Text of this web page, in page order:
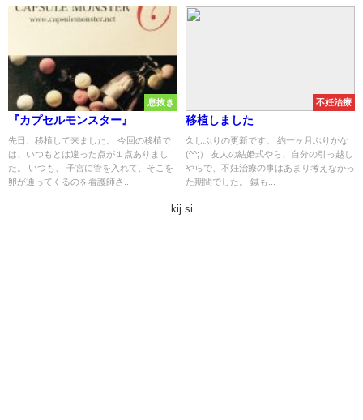
息抜き
『カプセルモンスター』
先日、移植して来ました。 今回の移植で
は、いつもとは違った点が１点ありまし
た。 いつも、 子宮に管を入れて、そこを
卵が通ってくるのを看護師さ...
不妊治療
移植しました
久しぶりの更新です。 約一ヶ月ぶりかな
(^^;） 友人の結婚式やら、自分の引っ越し
やらで、不妊治療の事はあまり考えなかっ
た期間でした。 鍼も...
kij.si